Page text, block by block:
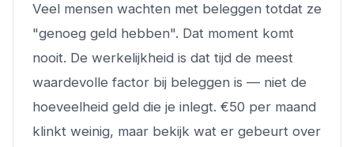
Veel mensen wachten met beleggen totdat ze
"genoeg geld hebben". Dat moment komt
nooit. De werkelijkheid is dat tijd de meest
waardevolle factor bij beleggen is — niet de
hoeveelheid geld die je inlegt. €50 per maand
klinkt weinig, maar bekijk wat er gebeurt over